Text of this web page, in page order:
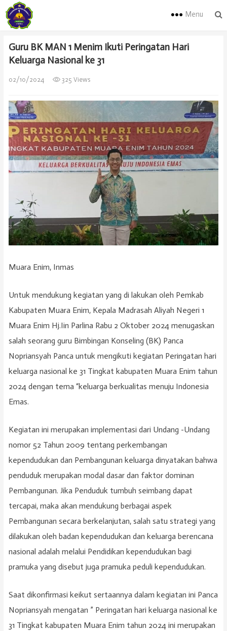
Menu
Guru BK MAN 1 Menim Ikuti Peringatan Hari
Keluarga Nasional ke 31
02/10/2024 325 Views
Muara Enim, Inmas
Untuk mendukung kegiatan yang di lakukan oleh Pemkab
Kabupaten Muara Enim, Kepala Madrasah Aliyah Negeri 1
Muara Enim Hj.Iin Parlina Rabu 2 Oktober 2024 menugaskan
salah seorang guru Bimbingan Konseling (BK) Panca
Nopriansyah Panca untuk mengikuti kegiatan Peringatan hari
keluarga nasional ke 31 Tingkat kabupaten Muara Enim tahun
2024 dengan tema “keluarga berkualitas menuju Indonesia
Emas.
Kegiatan ini merupakan implementasi dari Undang -Undang
nomor 52 Tahun 2009 tentang perkembangan
kependudukan dan Pembangunan keluarga dinyatakan bahwa
penduduk merupakan modal dasar dan faktor dominan
Pembangunan. Jika Penduduk tumbuh seimbang dapat
tercapai, maka akan mendukung berbagai aspek
Pembangunan secara berkelanjutan, salah satu strategi yang
dilakukan oleh badan kependudukan dan keluarga berencana
nasional adalah melalui Pendidikan kependudukan bagi
pramuka yang disebut juga pramuka peduli kependudukan.
Saat dikonfirmasi keikut sertaannya dalam kegiatan ini Panca
Nopriansyah mengatan ” Peringatan hari keluarga nasional ke
31 Tingkat kabupaten Muara Enim tahun 2024 ini merupakan